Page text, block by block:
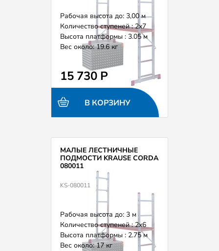
Рабочая высота до: 3,00 м
Количество ступеней : 2х7
Высота платформы : 3.05 м
Вес около: 19.6 кг
15 730 Р
В КОРЗИНУ
МАЛЫЕ ЛЕСТНИЧНЫЕ
ПОДМОСТИ KRAUSE CORDA
080011
KS-080011
Рабочая высота до: 3 м
Количество ступеней : 2х6
Высота платформы : 2.75 м
Вес около: 17 кг